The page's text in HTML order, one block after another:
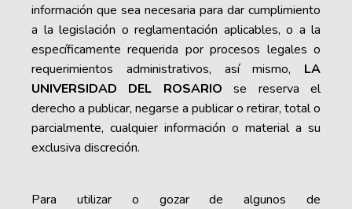
información que sea necesaria para dar cumplimiento
a la legislación o reglamentación aplicables, o a la
específicamente requerida por procesos legales o
requerimientos administrativos, así mismo, LA
UNIVERSIDAD DEL ROSARIO se reserva el
derecho a publicar, negarse a publicar o retirar, total o
parcialmente, cualquier información o material a su
exclusiva discreción.
Para utilizar o gozar de algunos de